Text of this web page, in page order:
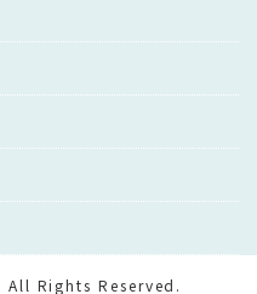
All Rights Reserved.